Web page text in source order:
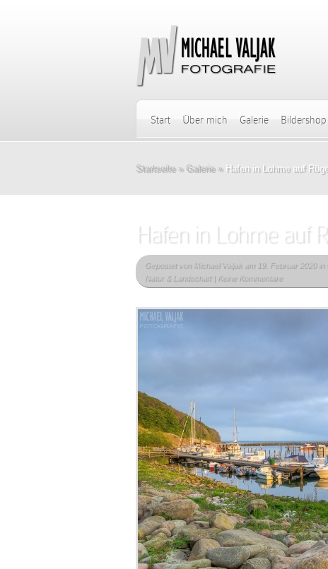
Start Über mich Galerie Bildershop
Startseite » Galerie »Hafen in Lohme auf
Hafen in Lohme auf
Gepostet von Michael Valjakam 19. Februar 2020 in
Natur & Landschaft| Keine Kommentare